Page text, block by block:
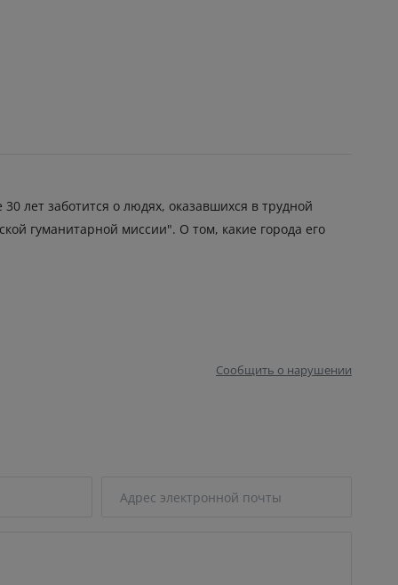
лет заботится о людях, оказавшихся в трудной
гуманитарной миссии". О том, какие города его
Сообщить о нарушении